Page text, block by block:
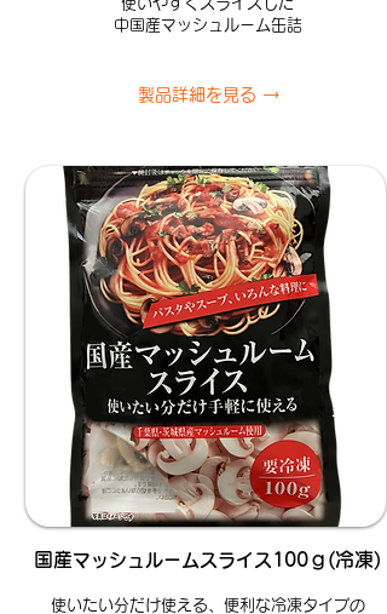
中国産マッシュルーム缶詰
製品詳細を見る →
国産マッシュルームスライス 100ｇ(冷凍)
使いたい分だけ使える、便利な冷凍タイプの